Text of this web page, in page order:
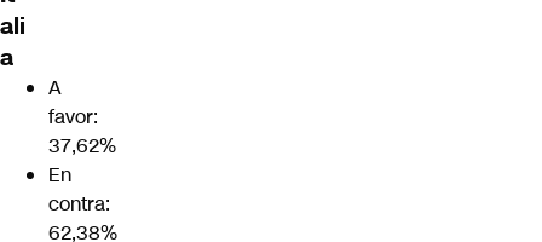
ali
a
A
favor:
37,62%
En
contra:
62,38%